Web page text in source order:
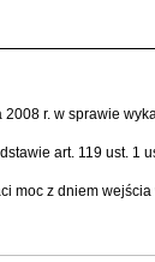
r. w sprawie
art. 119 ust.
moc z dniem